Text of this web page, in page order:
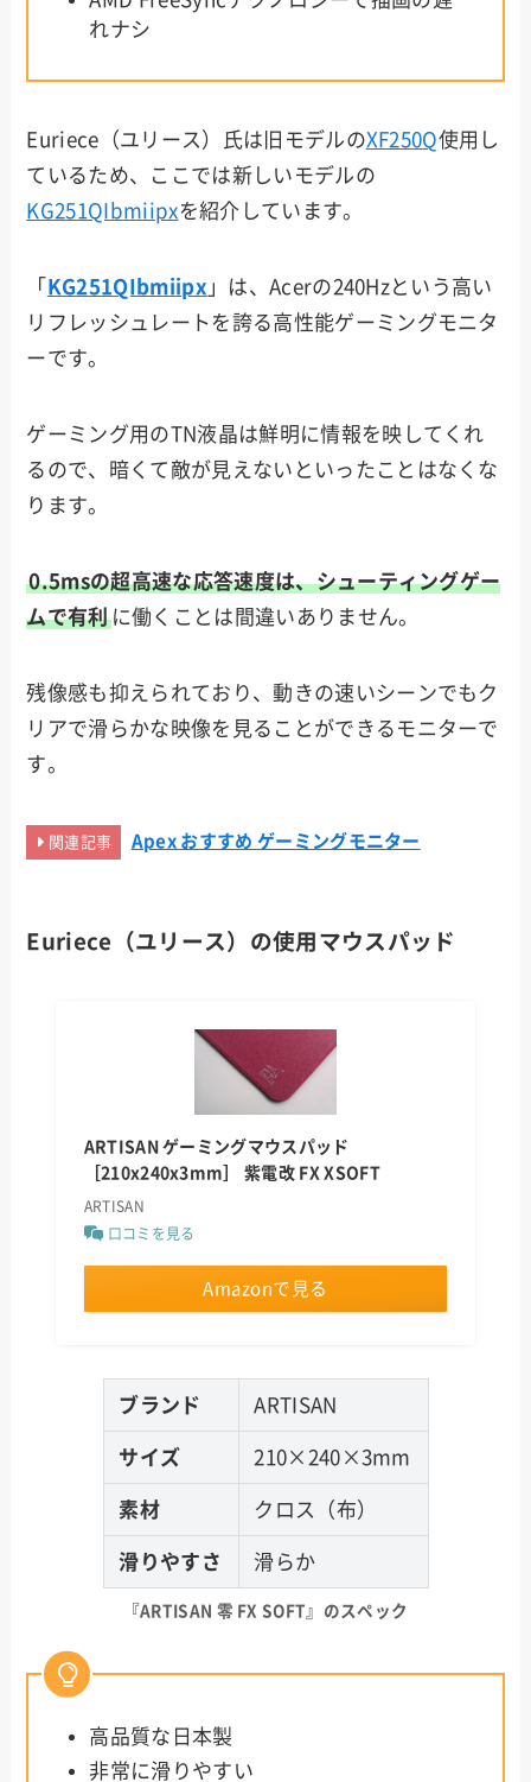
れナシ
Euriece（ユリース）氏は旧モデルのXF250Q使用し
ているため、ここでは新しいモデルの
KG251QIbmiipxを紹介しています。
「 KG251QIbmiipx 」は、Acerの240Hzという高い
リフレッシュレートを誇る高性能ゲーミングモニタ
ーです。
ゲーミング用のTN液晶は鮮明に情報を映してくれ
るので、暗くて敵が見えないといったことはなくな
ります。
0.5msの超高速な応答速度は、シューティングゲー
ムで有利に働くことは間違いありません。
残像感も抑えられており、動きの速いシーンでもク
リアで滑らかな映像を見ることができるモニターで
す。
関連記事 Apex おすすめ ゲーミングモニター
Euriece（ユリース） の使用マウスパッド
ARTISAN ゲーミングマウスパッド
［210x240x3mm］ 紫電改 FX XSOFT
ARTISAN
口コミを見る
Amazonで見る
ブランド ARTISAN
サイズ 210×240×3mm
素材 クロス（布）
滑りやすさ 滑らか
『ARTISAN 零 FX SOFT』のスペック
高品質な日本製
非常に滑りやすい